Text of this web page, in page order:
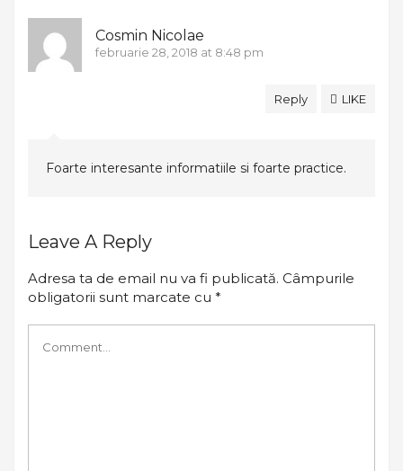
Cosmin Nicolae
februarie 28, 2018 at 8:48 pm
Reply LIKE
Foarte interesante informatiile si foarte practice.
Leave A Reply
Adresa ta de email nu va fi publicată. Câmpurile
obligatorii sunt marcate cu *